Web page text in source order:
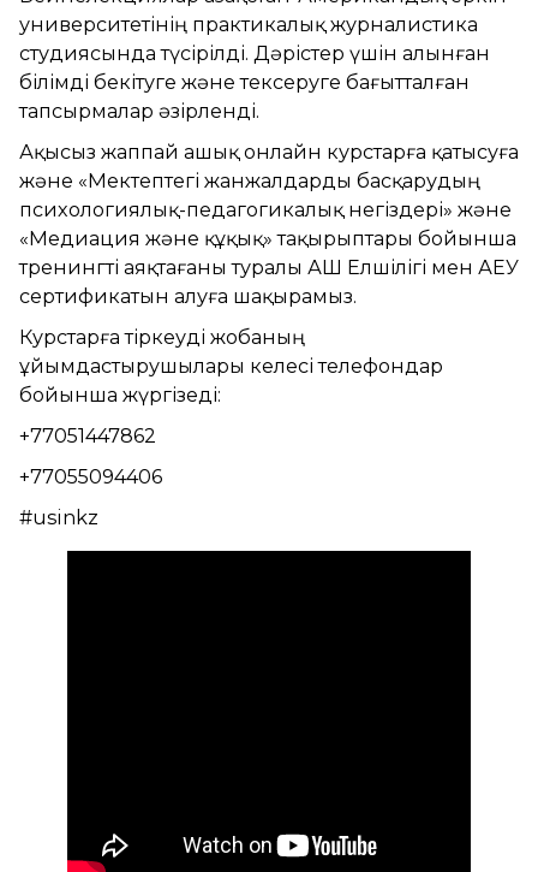
университетінің практикалық журналистика
студиясында түсірілді. Дәрістер үшін алынған
білімді бекітуге және тексеруге бағытталған
тапсырмалар әзірленді.
Ақысыз жаппай ашық онлайн курстарға қатысуға
және «Мектептегі жанжалдарды басқарудың
психологиялық-педагогикалық негіздері» және
«Медиация және құқық» тақырыптары бойынша
тренингті аяқтағаны туралы АҚШ Елшілігі мен ҚАЕУ
сертификатын алуға шақырамыз.
Курстарға тіркеуді жобаның
ұйымдастырушылары келесі телефондар
бойынша жүргізеді:
+77051447862
+77055094406
#usinkz